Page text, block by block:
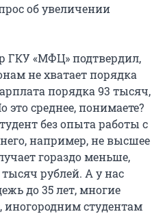
об увеличении
ГКУ «МФЦ» подтвердил,
не хватает порядка
порядка 93 тысяч,
это среднее, понимаете?
без опыта работы с
например, не высшее
гораздо меньше,
рублей. А у нас
до 35 лет, многие
иногородним студентам